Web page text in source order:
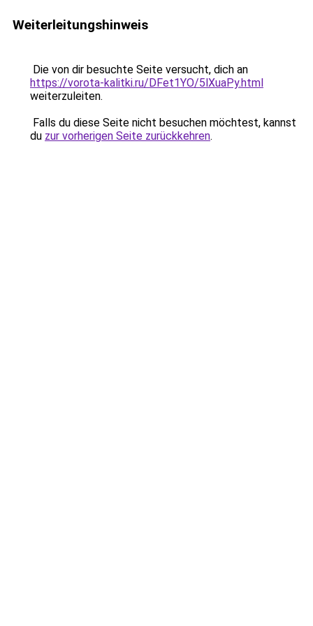
Weiterleitungshinweis
Die von dir besuchte Seite versucht, dich an
https://vorota-kalitki.ru/DFet1YO/5lXuaPy.html
weiterzuleiten.
Falls du diese Seite nicht besuchen möchtest, kannst
du zur vorherigen Seite zurückkehren.